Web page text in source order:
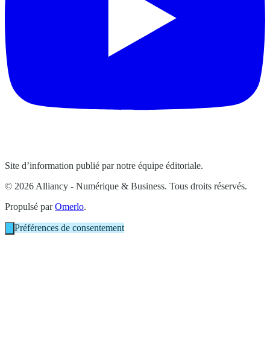
Site d’information publié par notre équipe éditoriale.
© 2026 Alliancy - Numérique & Business. Tous droits réservés.
Propulsé parOmerlo.
Préférences de consentement